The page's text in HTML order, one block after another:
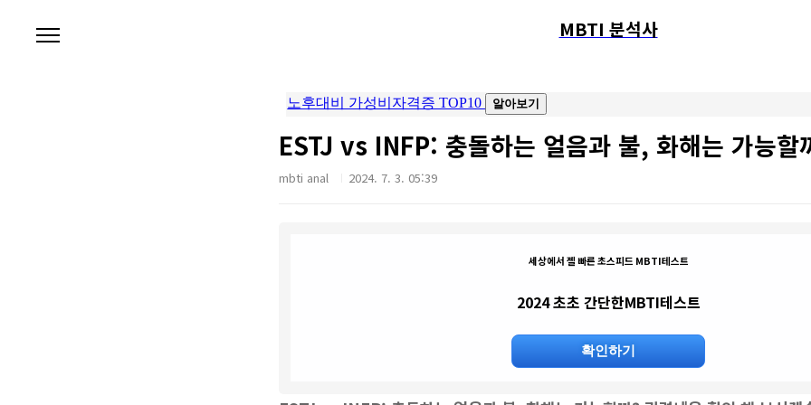
MBTI 분석사
ESTJ vs INFP: 충돌하는 얼음과 불, 화해는 가능할
mbti anal 2024. 7. 3. 05:39
세상에서 젤 빠른 초스피드 MBTI테스트
2024 초초 간단한MBTI테스트
확인하기